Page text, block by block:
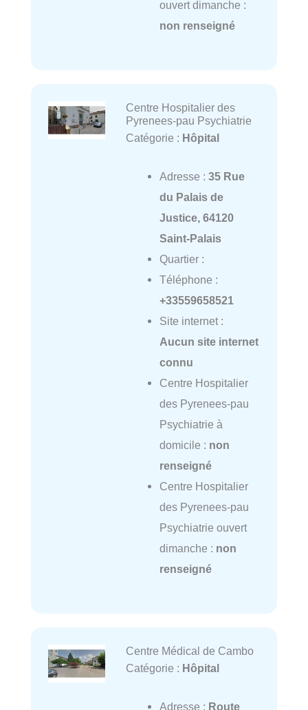
ouvert dimanche :
non renseigné
Centre Hospitalier des
Pyrenees-pau Psychiatrie
Catégorie : Hôpital
Adresse : 35 Rue
du Palais de
Justice, 64120
Saint-Palais
Quartier :
Téléphone :
+33559658521
Site internet :
Aucun site internet
connu
Centre Hospitalier
des Pyrenees-pau
Psychiatrie à
domicile : non
renseigné
Centre Hospitalier
des Pyrenees-pau
Psychiatrie ouvert
dimanche : non
renseigné
Centre Médical de Cambo
Catégorie : Hôpital
Adresse : Route